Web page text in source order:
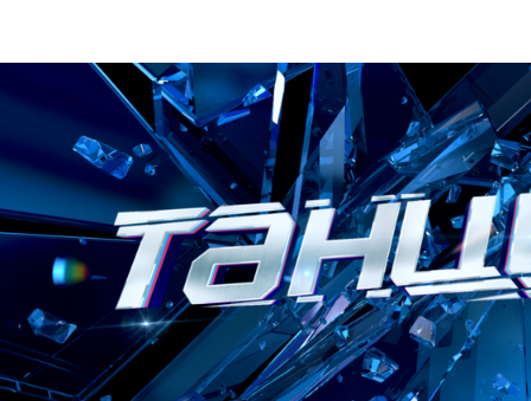
ТВ-Шоу
Графический дизайн,Сет дизайн,Полный цикл